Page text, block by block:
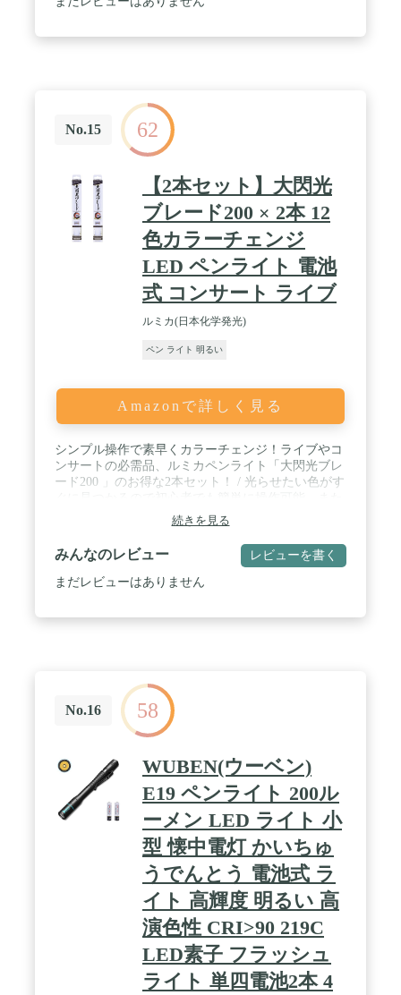
No.15 62
【2本セット】大閃光
ブレード200 × 2本 12
色カラーチェンジ
LED ペンライト 電池
式 コンサート ライブ
ルミカ(日本化学発光)
ペン ライト 明るい
Amazonで詳しく見る
シンプル操作で素早くカラーチェンジ！ライブやコ
ンサートの必需品、ルミカペンライト「大閃光ブレ
ード200 」のお得な2本セット！ / 光らせたい色がす
カラーチェンジの際には操作盤のパネルが光るの
で、暗いコンサート会場でも一目で色がわかりま
す。 / サイズ：全長250mm 連続発光：約3～6時間
(※色の使用状況により異なります) / セット内容：
大閃光ブレード200 × 2本（テスト用電池・ストラッ
続きを見る
みんなのレビュー レビューを書く
まだレビューはありません
No.16 58
WUBEN(ウーベン)
E19 ペンライト 200ル
ーメン LED ライト 小
型 懐中電灯 かいちゅ
うでんとう 電池式 ラ
イト 高輝度 明るい 高
演色性 CRI>90 219C
LED素子 フラッシュ
ライト 単四電池2本 4